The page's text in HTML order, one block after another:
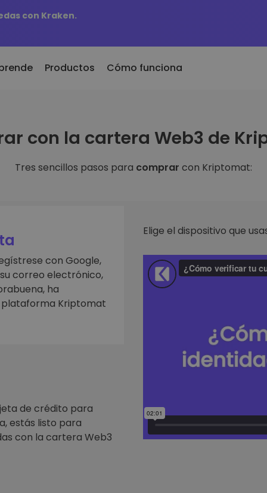
con Kraken.
recientemente
recién añadidos a
comprado 100€
Productos
invertir en
KriptoEarn
Gana recompensas con tus
Bóveda
regularmente (DCA)
Cómo funciona
con la cartera Web3 de
Tres sencillos pasos para comprar con Kriptomat:
con Google,
correo electrónico,
ha
plataforma Kriptomat
de crédito para
estás listo para
con la cartera Web3
Elige el dispositivo que